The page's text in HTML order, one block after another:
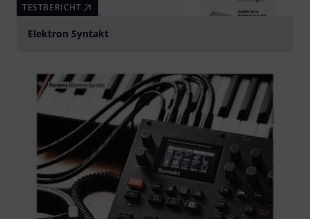
TESTBERICHT
Elektron Syntakt